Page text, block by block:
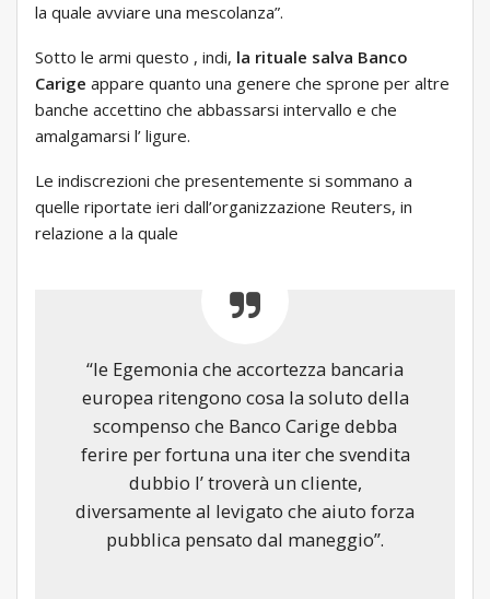
la quale avviare una mescolanza”.
Sotto le armi questo , indi, la rituale salva Banco
Carige appare quanto una genere che sprone per altre
banche accettino che abbassarsi intervallo e che
amalgamarsi l’ ligure.
Le indiscrezioni che presentemente si sommano a
quelle riportate ieri dall’organizzazione Reuters, in
relazione a la quale
“le Egemonia che accortezza bancaria
europea ritengono cosa la soluto della
scompenso che Banco Carige debba
ferire per fortuna una iter che svendita
dubbio l’ troverà un cliente,
diversamente al levigato che aiuto forza
pubblica pensato dal maneggio”.